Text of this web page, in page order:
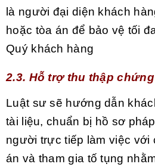
là người đại diện khách
hoặc tòa án để bảo vệ tối
Quý khách hàng
2.3. Hỗ trợ thu thập
Luật sư sẽ hướng dẫn
tài liệu, chuẩn bị hồ sơ
người trực tiếp làm việc với
án và tham gia tố tụng